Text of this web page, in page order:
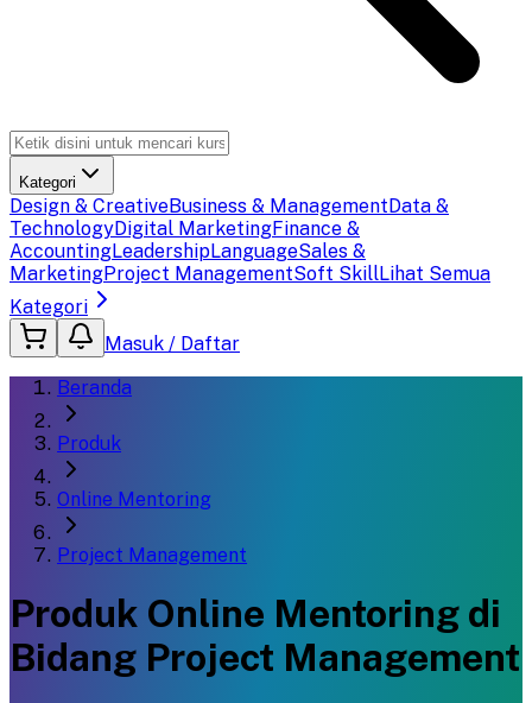
Kategori
Design & CreativeBusiness & ManagementData &
TechnologyDigital MarketingFinance &
AccountingLeadershipLanguageSales &
MarketingProject ManagementSoft SkillLihat Semua
Kategori
Masuk / Daftar
Beranda
Produk
Online Mentoring
Project Management
Produk Online Mentoring di
Bidang Project Management